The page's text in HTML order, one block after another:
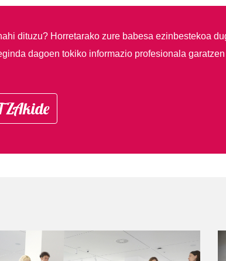
dituzu? Horretarako zure babesa ezinbestekoa
dagoen tokiko informazio profesionala garatzen